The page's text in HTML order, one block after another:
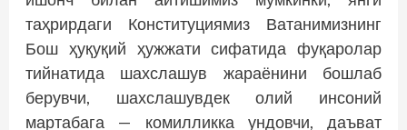
таҳрирдаги Конституциямиз Ватанимизнинг
Бош ҳуқуқий ҳужжати сифатида фуқаролар
тийнатида шахслашув жараёнини бошлаб
берувчи, шахслашувдек олий инсоний
мартабага — комилликка ундовчи, даъват